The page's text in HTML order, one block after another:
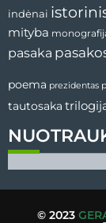
indėnai
mityba
pasaka
poema prezidentas
tautosaka
© 2023